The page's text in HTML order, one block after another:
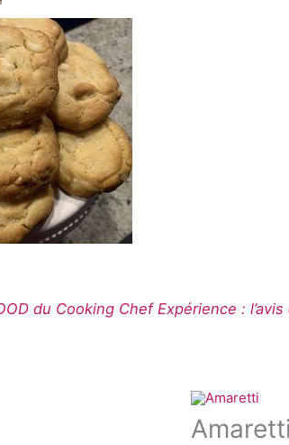
du Cooking Chef Expérience : l’avis
Amaretti